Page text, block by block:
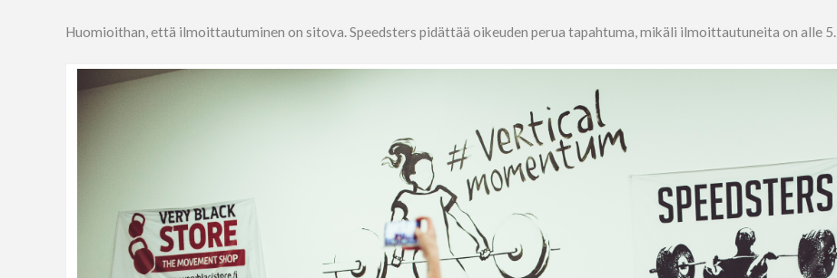
Huomioithan, että ilmoittautuminen on sitova. Speedsters pidättää oikeuden perua tapahtuma, mikäli ilmoittautuneita on alle 5.